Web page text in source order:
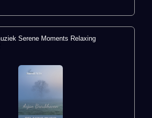
Serene Moments Relaxing